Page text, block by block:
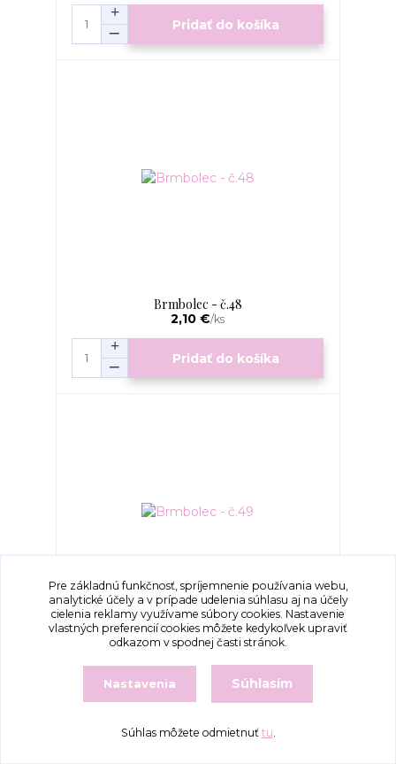
Pridať do košíka
Brmbolec - č.48
2,10 €/ks
Pridať do košíka
Brmbolec - č.49
2,10 €/
Pridať do košíka
Pre základnú funkčnosť, spríjemnenie používania webu,
analytické účely a v prípade udelenia súhlasu aj na účely
cielenia reklamy využívame súbory cookies. Nastavenie
vlastných preferencií cookies môžete kedykoľvek upraviť
odkazom v spodnej časti stránok.
Nastavenia Súhlasím
Súhlas môžete odmietnuť tu